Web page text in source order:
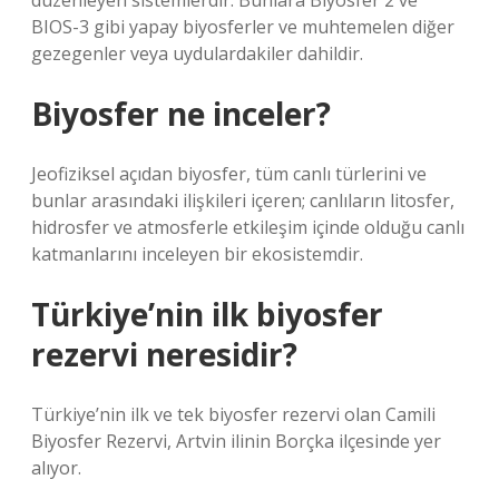
BIOS-3 gibi yapay biyosferler ve muhtemelen diğer
gezegenler veya uydulardakiler dahildir.
Biyosfer ne inceler?
Jeofiziksel açıdan biyosfer, tüm canlı türlerini ve
bunlar arasındaki ilişkileri içeren; canlıların litosfer,
hidrosfer ve atmosferle etkileşim içinde olduğu canlı
katmanlarını inceleyen bir ekosistemdir.
Türkiye’nin ilk biyosfer
rezervi neresidir?
Türkiye’nin ilk ve tek biyosfer rezervi olan Camili
Biyosfer Rezervi, Artvin ilinin Borçka ilçesinde yer
alıyor.